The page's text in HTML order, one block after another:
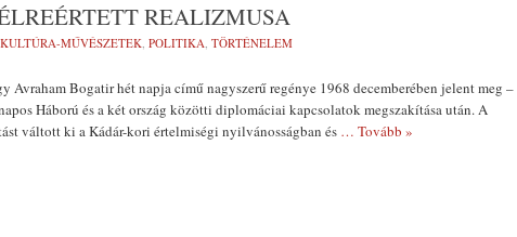
REALIZMUSA
KULTÚRA-MŰVÉSZETEK, POLITIKA, TÖRTÉNELEM
Avraham Bogatir hét napja című nagyszerű regénye 1968 decemberében jelent meg –
Háború és a két ország közötti diplomáciai kapcsolatok megszakítása után. A
váltott ki a Kádár-kori értelmiségi nyilvánosságban és … Tovább »